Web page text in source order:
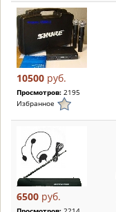
10500 руб.
Просмотров: 2195
Избранное
6500 руб.